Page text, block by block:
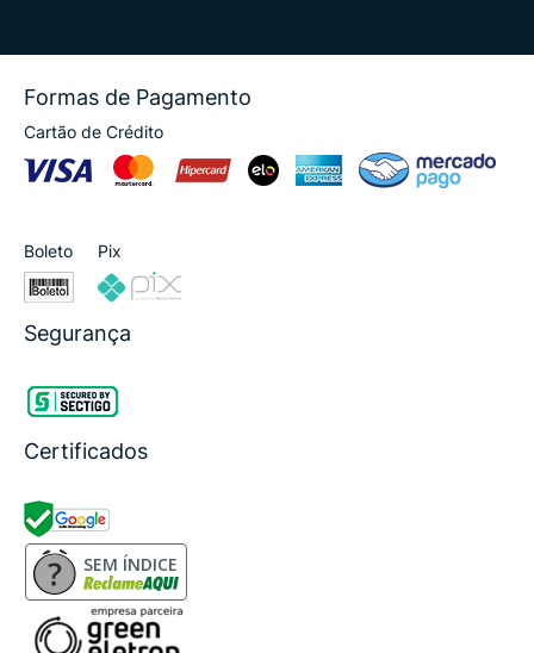
Formas de Pagamento
Cartão de Crédito
Boleto Pix
Segurança
Certificados
SEM ÍNDICE